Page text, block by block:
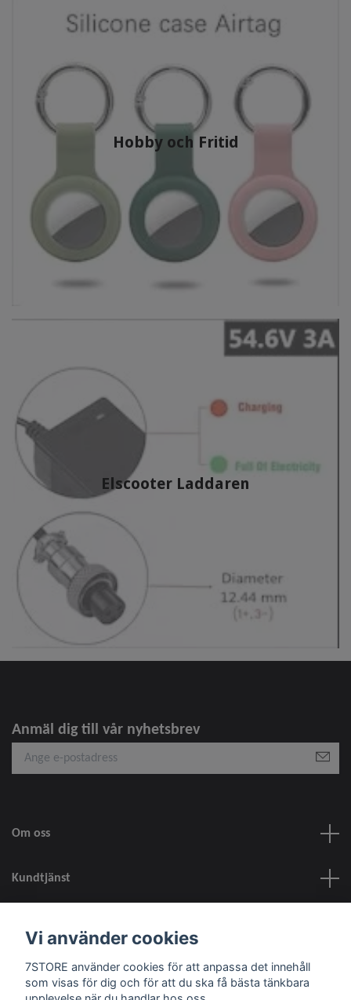
Hobby och Fritid
Elscooter Laddaren
Anmäl dig till vår nyhetsbrev
Om oss
Kundtjänst
Sociala medier
Vi använder cookies
7STORE använder cookies för att anpassa det innehåll
som visas för dig och för att du ska få bästa tänkbara